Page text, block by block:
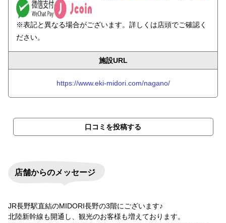
※表記と異なる場合がございます。詳しくは店頭でご確認く
ださい。
施設URL
https://www.eki-midori.com/nagano/
口コミを投稿する
店舗からのメッセージ
JR長野駅直結のMIDORI長野の3階にございます♪
北陸新幹線も開通し、観光のお客様も増えております。